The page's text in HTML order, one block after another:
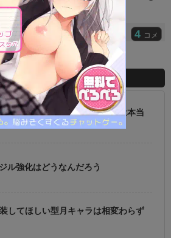
4 コメ
アを育てた方が強いというのは本当
ル強化はどうなんだろう
装してほしい型月キャラは相変わらず